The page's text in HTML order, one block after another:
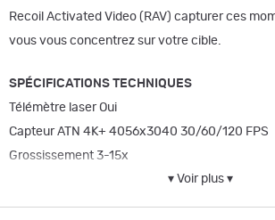
Recoil Activated Video (RAV) capturer ces
vous vous concentrez sur votre cible.
SPÉCIFICATIONS TECHNIQUES
Télémètre laser Oui
Capteur ATN 4K+ 4056x3040 30/60/120 FPS
Grossissement 3-15x
Champ de vision 9° (15,7 m / 100 m)
▾ Voir plus ▾